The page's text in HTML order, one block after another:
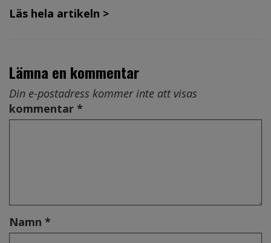
Läs hela artikeln >
Lämna en kommentar
Din e-postadress kommer inte att visas
kommentar *
Namn *